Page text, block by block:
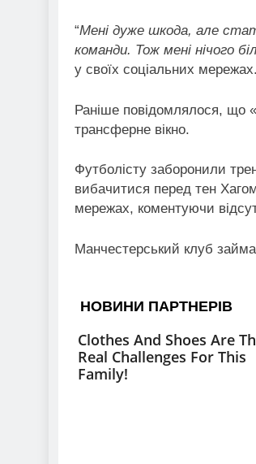
“Мені дуже шкода, але
команди. Тож мені нічого
у своїх соціальних мережах.
Раніше повідомлялося, що
трансферне вікно.
Футболісту заборонили
вибачитися перед тен
мережах, коментуючи
Манчестерський клуб